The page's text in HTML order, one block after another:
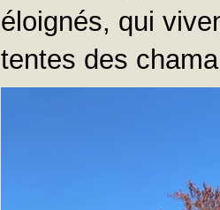
éloignés, qui
tentes des